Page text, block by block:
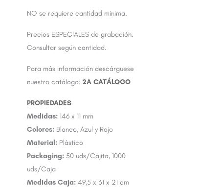
NO se requiere cantidad mínima.
Precios ESPECIALES de grabación.
Consultar según cantidad.
Para más información descárguese
nuestro catálogo: 2A CATÁLOGO
Medidas: 146 x 11 mm
Colores: Blanco, Azul y Rojo
Material: Plástico
Packaging: 50 uds/Cajita, 1000
uds/Caja
Medidas Caja: 49,5 x 31 x 21 cm